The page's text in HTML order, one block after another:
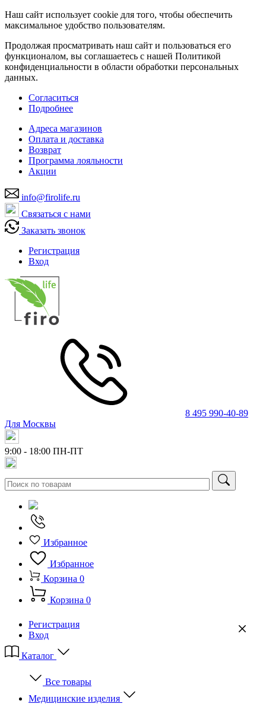
Наш сайт использует cookie для того, чтобы обеспечить
максимальное удобство пользователям.
Продолжая просматривать наш сайт и пользоваться его
функционалом, вы соглашаетесь с нашей Политикой
конфиденциальности в области обработки персональных
данных.
Согласиться
Подробнее
Адреса магазинов
Оплата и доставка
Возврат
Программа лояльности
Акции
info@firolife.ru
Связаться с нами
Заказать звонок
Регистрация
Вход
8 495 990-40-89
Для Москвы
9:00 - 18:00 ПН-ПТ
Избранное
Избранное
Корзина 0
Корзина 0
Регистрация
Вход
Каталог
Все товары
Медицинские изделия